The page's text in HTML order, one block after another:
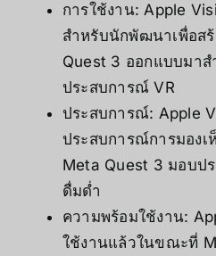
การใช้งาน: Apple
สำหรับนักพัฒนาเพื่อส
Quest 3 ออกแบบมาส
ประสบการณ์ VR
ประสบการณ์: Apple
ประสบการณ์การมองเ
Meta Quest 3 มอบป
ดื่มด่ำ
ความพร้อมใช้งาน:
ใช้งานแล้วในขณะที่